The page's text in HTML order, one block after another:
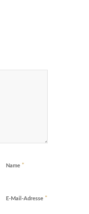
Name *
E-Mail-Adresse *